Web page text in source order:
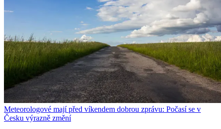
Meteorologové mají před víkendem dobrou zprávu: Počasí se v
Česku výrazně změní